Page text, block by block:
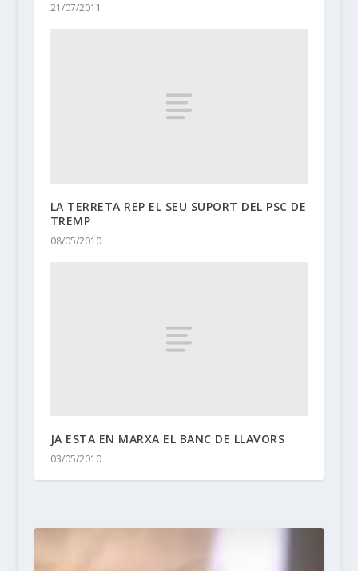
21/07/2011
LA TERRETA REP EL SEU SUPORT DEL PSC DE
TREMP
08/05/2010
JA ESTA EN MARXA EL BANC DE LLAVORS
03/05/2010